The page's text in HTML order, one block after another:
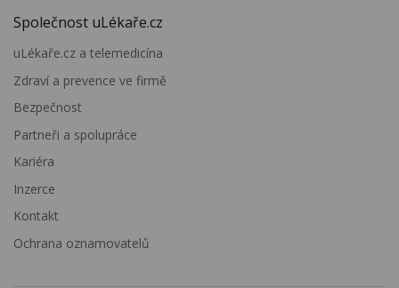
Společnost uLékaře.cz
uLékaře.cz a telemedicína
Zdraví a prevence ve firmě
Bezpečnost
Partneři a spolupráce
Kariéra
Inzerce
Kontakt
Ochrana oznamovatelů